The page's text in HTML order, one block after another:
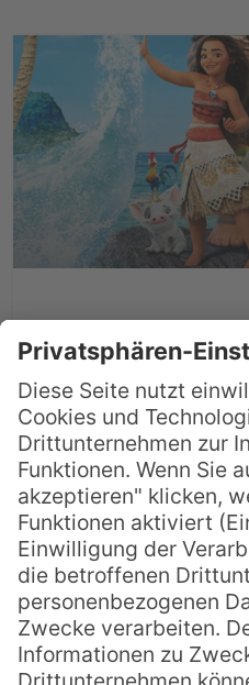
VAIANA –
Südseefilm
Der im letzten Jahr
Disney-Film VAIANA
selben Regisseuren
anders als die
Meerjungfrau oder
kein romantisches
sondern entführt die
tropische